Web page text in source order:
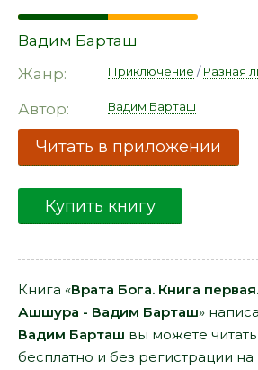
Вадим Барташ
Жанр:
Приключение /Разная
Автор: Вадим Барташ
Читать в приложении
Купить книгу
Книга «Врата Бога. Книга
Ашшура - Вадим Барташ»
Вадим Барташ вы можете
бесплатно и без регистрации